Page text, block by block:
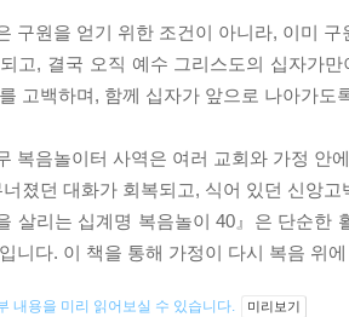
구원을 얻기 위한 조건이 아니라, 이미
고, 결국 오직 예수 그리스도의 십자가
고백하며, 함께 십자가 앞으로 나아가도
복음놀이터 사역은 여러 교회와 가정 안
너졌던 대화가 회복되고, 식어 있던 신앙
살리는 십계명 복음놀이 40』은 단순
니다. 이 책을 통해 가정이 다시 복음 위
내용을 미리 읽어보실 수 있습니다. 미리보기